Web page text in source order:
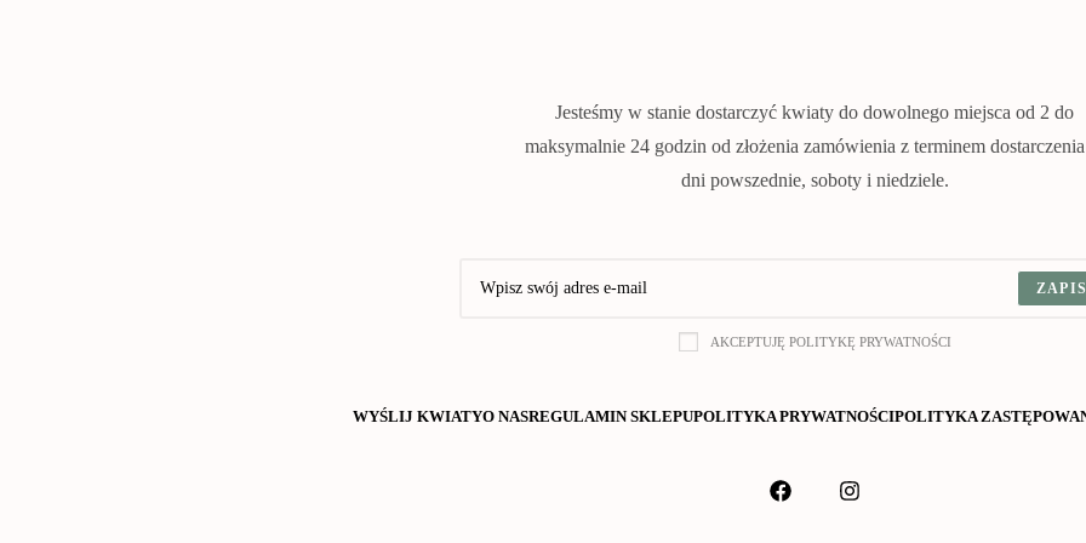
Jesteśmy w stanie dostarczyć kwiaty do dowolnego miejsca od 2 do
maksymalnie 24 godzin od złożenia zamówienia z terminem
dni powszednie, soboty i niedziele.
AKCEPTUJĘ POLITYKĘ PRYWATNOŚCI
WYŚLIJ KWIATYO NASREGULAMIN SKLEPUPOLITYKA PRYWATNOŚCIPOLITYKA